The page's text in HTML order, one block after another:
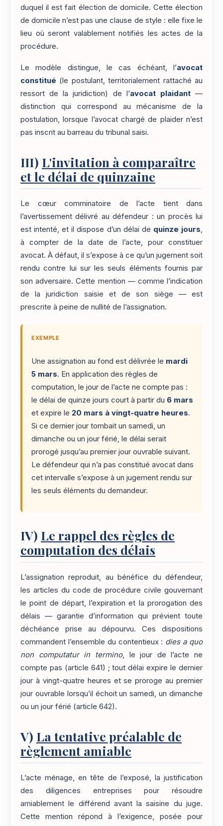
duquel il est fait élection de domicile. Cette élection
de domicile n’est pas une clause de style : elle fixe le
lieu où seront valablement notifiés les actes de la
procédure.
Le modèle distingue, le cas échéant, l’avocat
constitué (le postulant, territorialement rattaché au
ressort de la juridiction) de l’avocat plaidant—
distinction qui correspond au mécanisme de la
postulation, lorsque l’avocat chargé de plaider n’est
pas inscrit au barreau du tribunal saisi.
III) L'invitation à comparaître
et le délai de quinzaine
Le cœur comminatoire de l’acte tient dans
l’avertissement délivré au défendeur : un procès lui
est intenté, et il dispose d’un délai de quinze jours,
à compter de la date de l’acte, pour constituer
avocat. À défaut, il s’expose à ce qu’un jugement soit
rendu contre lui sur les seuls éléments fournis par
son adversaire. Cette mention — comme l’indication
de la juridiction saisie et de son siège — est
prescrite à peine de nullité de l’assignation.
EXEMPLE
Une assignation au fond est délivrée le mardi
5 mars. En application des règles de
computation, le jour de l’acte ne compte pas :
le délai de quinze jours court à partir du 6 mars
et expire le 20 mars à vingt-quatre heures.
Si ce dernier jour tombait un samedi, un
dimanche ou un jour férié, le délai serait
prorogé jusqu’au premier jour ouvrable suivant.
Le défendeur qui n’a pas constitué avocat dans
cet intervalle s’expose à un jugement rendu sur
les seuls éléments du demandeur.
IV) Le rappel des règles de
computation des délais
L’assignation reproduit, au bénéfice du défendeur,
les articles du code de procédure civile gouvernant
le point de départ, l’expiration et la prorogation des
délais — garantie d’information qui prévient toute
déchéance prise au dépourvu. Ces dispositions
commandent l’ensemble du contentieux : dies a quo
non computatur in termino, le jour de l’acte ne
compte pas (article 641) ; tout délai expire le dernier
jour à vingt-quatre heures et se proroge au premier
jour ouvrable lorsqu’il échoit un samedi, un dimanche
ou un jour férié (article 642).
V) La tentative préalable de
règlement amiable
L’acte ménage, en tête de l’exposé, la justification
des diligences entreprises pour résoudre
amiablement le différend avant la saisine du juge.
Cette mention répond à l’exigence, posée pour